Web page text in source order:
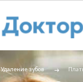
Удаление зубов